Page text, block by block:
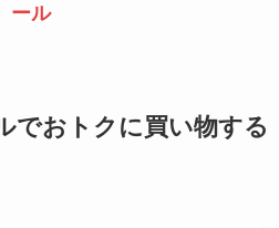
ール
でおトクに買い物する